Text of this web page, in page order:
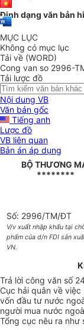
Định dạng văn bản
MỤC LỤC
Không có mục lục
Tải về (WORD)
Cong van so 2996-
Tải lược đồ
Nội dung VB
Văn bản gốc
Tiếng anh
Lược đồ
VB liên quan
Bản án áp dụng
BỘ THƯƠNG
********
Số: 2996/TM/ĐT
V/v xuất nhập khẩu tại
phẩm của d/n FDI sản
VN.
Trả lời công văn số
Cục hải quân về
vốn đầu tư nước
người mua nước
Tổng cục nêu ra như